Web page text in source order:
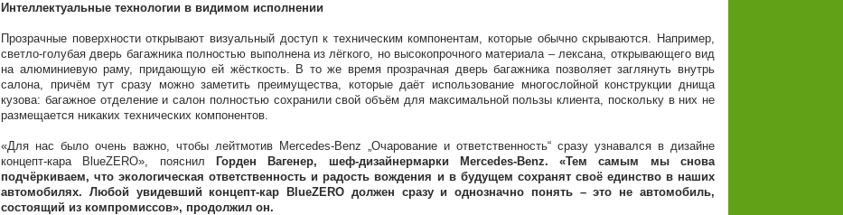
Интеллектуальные технологии в видимом исполнении
Прозрачные поверхности открывают визуальный доступ к техническим компонентам, которые обычно скрываются. Например,
светло-голубая дверь багажника полностью выполнена из лёгкого, но высокопрочного материала – лексана, открывающего вид
на алюминиевую раму, придающую ей жёсткость. В то же время прозрачная дверь багажника позволяет заглянуть внутрь
салона, причём тут сразу можно заметить преимущества, которые даёт использование многослойной конструкции днища
кузова: багажное отделение и салон полностью сохранили свой объём для максимальной пользы клиента, поскольку в них не
размещается никаких технических компонентов.
«Для нас было очень важно, чтобы лейтмотив Mercedes-Benz „Очарование и ответственность“ сразу узнавался в дизайне
концепт-кара BlueZERO», пояснил
Горден Вагенер, шеф-дизайнермарки Mercedes-Benz. «Тем самым мы снова
подчёркиваем, что экологическая ответственность и радость вождения и в будущем сохранят своё единство в наших
автомобилях. Любой увидевший концепт-кар BlueZERO должен сразу и однозначно понять – это не автомобиль,
состоящий из компромиссов», продолжил он.